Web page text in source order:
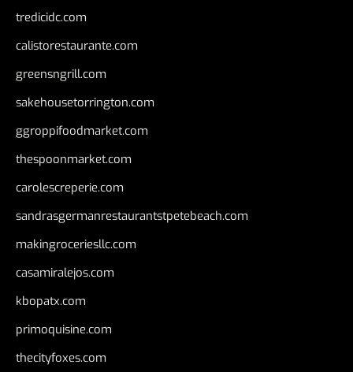
tredicidc.com
calistorestaurante.com
greensngrill.com
sakehousetorrington.com
ggroppifoodmarket.com
thespoonmarket.com
carolescreperie.com
sandrasgermanrestaurantstpetebeach.com
makingroceriesllc.com
casamiralejos.com
kbopatx.com
primoquisine.com
thecityfoxes.com